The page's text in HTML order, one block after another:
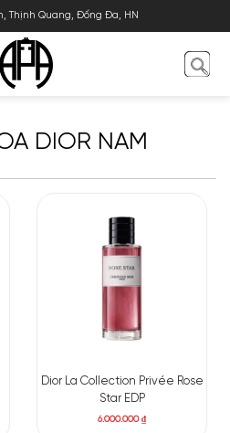
Thịnh Quang, Đống Đa, HN
DIOR NAM
Dior La Collection Privée Rose
Star EDP
6.000.000₫